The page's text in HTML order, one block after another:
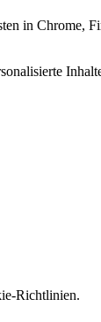
in Chrome,
Richtlinien.